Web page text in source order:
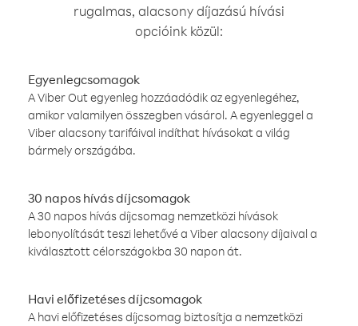
rugalmas, alacsony díjazású hívási
opcióink közül:
Egyenlegcsomagok
A Viber Out egyenleg hozzáadódik az egyenlegéhez,
amikor valamilyen összegben vásárol. A egyenleggel a
Viber alacsony tarifáival indíthat hívásokat a világ
bármely országába.
30 napos hívás díjcsomagok
A 30 napos hívás díjcsomag nemzetközi hívások
lebonyolítását teszi lehetővé a Viber alacsony díjaival a
kiválasztott célországokba 30 napon át.
Havi előfizetéses díjcsomagok
A havi előfizetéses díjcsomag biztosítja a nemzetközi